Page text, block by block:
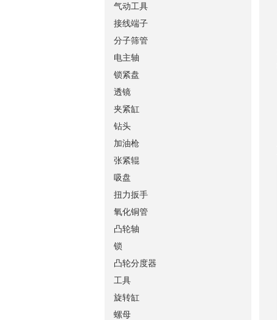
气动工具
接线端子
分子筛管
电主轴
锁紧盘
透镜
夹紧缸
钻头
加油枪
张紧辊
吸盘
扭力扳手
氧化铜管
凸轮轴
锁
凸轮分度器
工具
旋转缸
螺母